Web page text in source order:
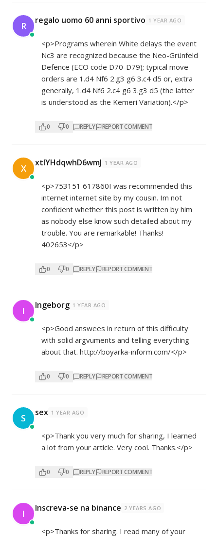
R regalo uomo 60 anni sportivo 1 YEAR AGO
<p>Programs wherein White delays the event
Nc3 are recognized because the Neo-Grünfeld
Defence (ECO code D70-D79); typical move
orders are 1.d4 Nf6 2.g3 g6 3.c4 d5 or, extra
generally, 1.d4 Nf6 2.c4 g6 3.g3 d5 (the latter
is understood as the Kemeri Variation).</p>
0 0 REPLY REPORT COMMENT
X xtlYHdqwhD6wmJ 1 YEAR AGO
<p>753151 617860I was recommended this
internet internet site by my cousin. Im not
confident whether this post is written by him
as nobody else know such detailed about my
trouble. You are remarkable! Thanks!
402653</p>
0 0 REPLY REPORT COMMENT
I Ingeborg 1 YEAR AGO
<p>Good answees in return of this difficulty
with solid argvuments and telling everything
about that. http://boyarka-inform.com/</p>
0 0 REPLY REPORT COMMENT
S sex 1 YEAR AGO
<p>Thank you very much for sharing, I learned
a lot from your article. Very cool. Thanks.</p>
0 0 REPLY REPORT COMMENT
I Inscreva-se na binance 2 YEARS AGO
<p>Thanks for sharing. I read many of your